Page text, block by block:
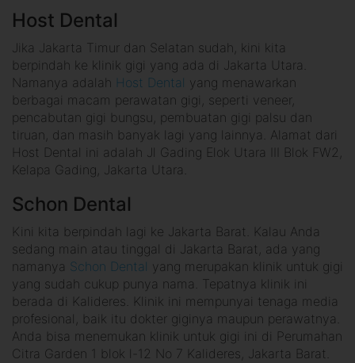
Host Dental
Jika Jakarta Timur dan Selatan sudah, kini kita
berpindah ke klinik gigi yang ada di Jakarta Utara.
Namanya adalah Host Dental yang menawarkan
berbagai macam perawatan gigi, seperti veneer,
pencabutan gigi bungsu, pembuatan gigi palsu dan
tiruan, dan masih banyak lagi yang lainnya. Alamat dari
Host Dental ini adalah Jl Gading Elok Utara III Blok FW2,
Kelapa Gading, Jakarta Utara.
Schon Dental
Kini kita berpindah lagi ke Jakarta Barat. Kalau Anda
sedang main atau tinggal di Jakarta Barat, ada yang
namanya Schon Dental yang merupakan klinik untuk gigi
yang sudah cukup punya nama. Tepatnya klinik ini
berada di Kalideres. Klinik ini mempunyai tenaga media
profesional, baik itu dokter giginya maupun perawatnya.
Anda bisa menemukan klinik untuk gigi ini di Perumahan
Citra Garden 1 blok l-12 No 7 Kalideres, Jakarta Barat.